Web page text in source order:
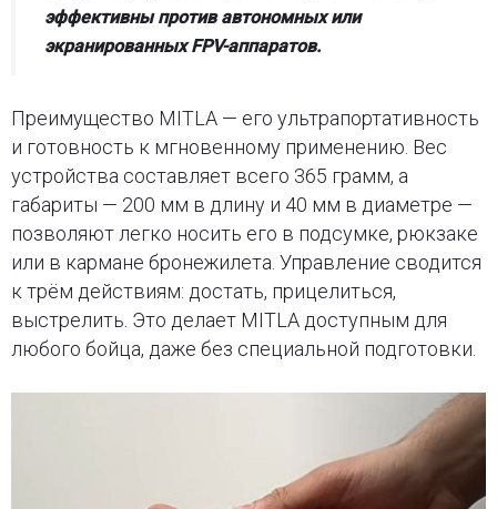
эффективны против автономных или
экранированных FPV-аппаратов.
Преимущество MITLA — его ультрапортативность
и готовность к мгновенному применению. Вес
устройства составляет всего 365 грамм, а
габариты — 200 мм в длину и 40 мм в диаметре —
позволяют легко носить его в подсумке, рюкзаке
или в кармане бронежилета. Управление сводится
к трём действиям: достать, прицелиться,
выстрелить. Это делает MITLA доступным для
любого бойца, даже без специальной подготовки.